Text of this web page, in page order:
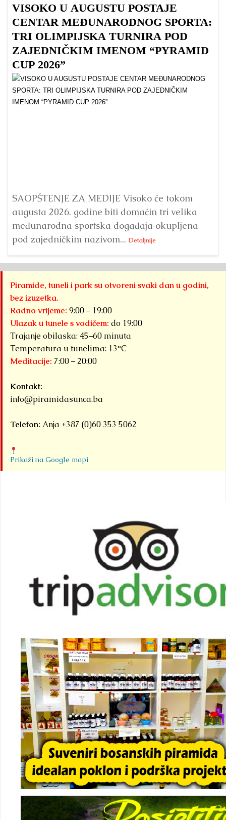
VISOKO U AUGUSTU POSTAJE
CENTAR MEĐUNARODNOG SPORTA:
TRI OLIMPIJSKA TURNIRA POD
ZAJEDNIČKIM IMENOM “PYRAMID
CUP 2026”
SAOPŠTENJE ZA MEDIJE Visoko će tokom
augusta 2026. godine biti domaćin tri velika
međunarodna sportska događaja okupljena
pod zajedničkim nazivom... Detaljnije
Piramide, tuneli i park su otvoreni svaki dan u godini,
bez izuzetka.
Radno vrijeme: 9:00 – 19:00
Ulazak u tunele s vodičem: do 19:00
Trajanje obilaska: 45–60 minuta
Temperatura u tunelima: 13°C
Meditacije: 7:00 – 20:00
Kontakt:
info@piramidasunca.ba
Telefon: Anja +387 (0)60 353 5062
Prikaži na Google mapi